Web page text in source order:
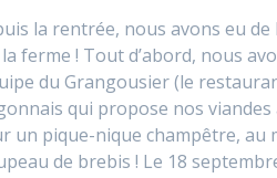
la rentrée, nous avons eu de
ferme ! Tout d’abord, nous
du Grangousier (le
qui propose nos viandes
un pique-nique champêtre, au
de brebis ! Le 18